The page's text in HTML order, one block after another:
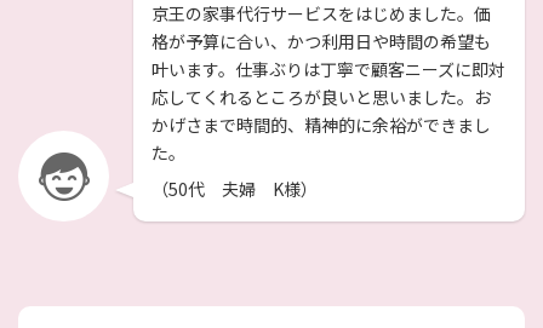
京王の家事代行サービスをはじめました。価
格が予算に合い、かつ利用日や時間の希望も
叶います。仕事ぶりは丁寧で顧客ニーズに即対
応してくれるところが良いと思いました。お
かげさまで時間的、精神的に余裕ができまし
た。
（50代 夫婦 K様）